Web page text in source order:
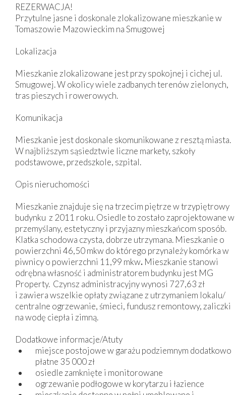
REZERWACJA!
Przytulne jasne i doskonale zlokalizowane mieszkanie w
Tomaszowie Mazowieckim na Smugowej
Lokalizacja
Mieszkanie zlokalizowane jest przy spokojnej i cichej ul.
Smugowej. W okolicy wiele zadbanych terenów zielonych,
tras pieszych i rowerowych.
Komunikacja
Mieszkanie jest doskonale skomunikowane z resztą miasta.
W najbliższym sąsiedztwie liczne markety, szkoły
podstawowe, przedszkole, szpital.
Opis nieruchomości
Mieszkanie znajduje się na trzecim piętrze w trzypiętrowy
budynku z 2011 roku.Osiedle to zostało zaprojektowane w
przemyślany, estetyczny i przyjazny mieszkańcom sposób.
Klatka schodowa czysta, dobrze utrzymana. Mieszkanie o
powierzchni 46,50 mkw do którego przynależy komórka w
piwnicy o powierzchni 11,99 mkw. Mieszkanie stanowi
odrębna własność i administratorem budynku jest MG
Property. Czynsz administracyjny wynosi 727,63 zł
i zawiera wszelkie opłaty związane z utrzymaniem lokalu/
centralne ogrzewanie, śmieci, fundusz remontowy, zaliczki
na wodę ciepła i zimną.
Dodatkowe informacje/Atuty
miejsce postojowe w garażu podziemnym dodatkowo
płatne 35 000 zł
osiedle zamknięte i monitorowane
ogrzewanie podłogowe w korytarzu i łazience